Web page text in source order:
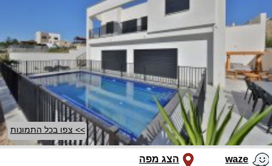
>> צפו בכל התמונות
waze הצג מפה